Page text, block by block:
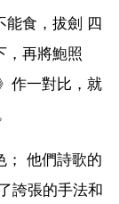
能食，拔劍 四
，再將鮑照
作一對比，就
； 他們詩歌的
誇張的手法和